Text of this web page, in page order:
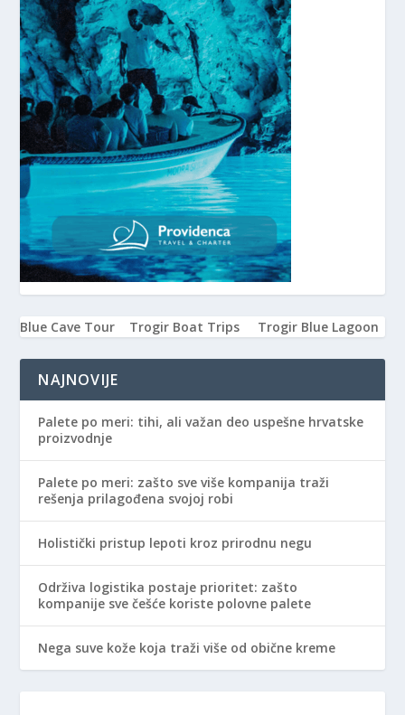
Blue Cave Tour Trogir Boat Trips Trogir Blue Lagoon
NAJNOVIJE
Palete po meri: tihi, ali važan deo uspešne hrvatske
proizvodnje
Palete po meri: zašto sve više kompanija traži
rešenja prilagođena svojoj robi
Holistički pristup lepoti kroz prirodnu negu
Održiva logistika postaje prioritet: zašto
kompanije sve češće koriste polovne palete
Nega suve kože koja traži više od obične kreme